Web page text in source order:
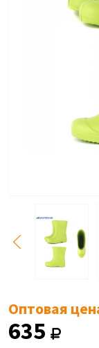
Оптовая
635